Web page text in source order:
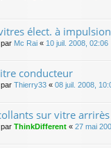
élect. à
Mc Rai « 10 juil. 2008, 02:06
conducteur
Thierry33 « 08 juil. 2008,
sur vitre
ThinkDifferent « 27 mai